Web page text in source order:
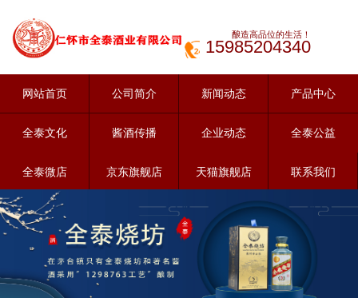
酿造高品位的生活！
15985204340
网站首页 公司简介 新闻动态 产品中心
全泰文化 酱酒传播 企业动态 全泰公益
全泰微店 京东旗舰店 天猫旗舰店 联系我们